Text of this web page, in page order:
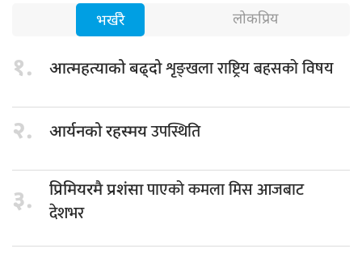
भर्खरै लोकप्रिय
१. आत्महत्याको बढ्दोशृङ्खला राष्ट्रिय बहसको विषय
२. आर्यनको रहस्मयउपस्थिति
३. प्रिमियरमै प्रशंसापाएको कमला मिस आजबाट
देशभर